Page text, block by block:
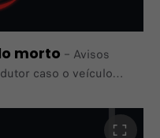
morto – Avisos
caso o veículo
a emitir um sinal